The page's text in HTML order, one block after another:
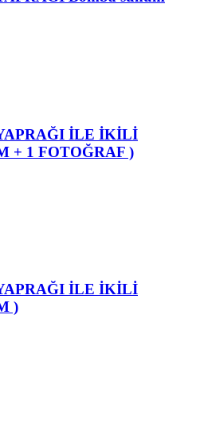
İLE İKİLİ
+ 1 FOTOĞRAF )
İLE İKİLİ
)